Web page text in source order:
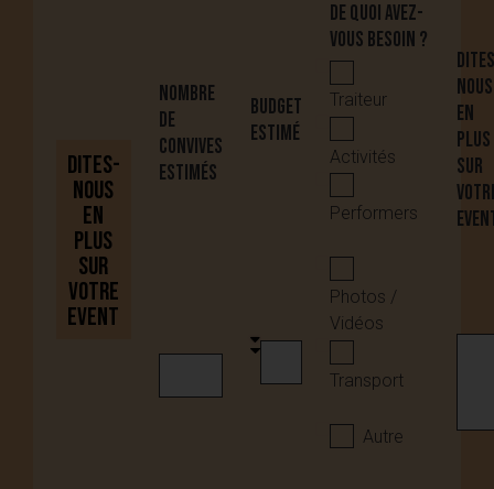
Dites-
nous
en
plus
sur
votre
event
Nombre
de
convives
estimés
Budget
estimé
De quoi avez-
vous besoin ?
Traiteur
Activités
Performers
Photos /
Vidéos
Transport
Autre
nous
en
plus
sur